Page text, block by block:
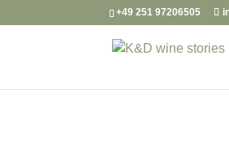
+49 251 97206505